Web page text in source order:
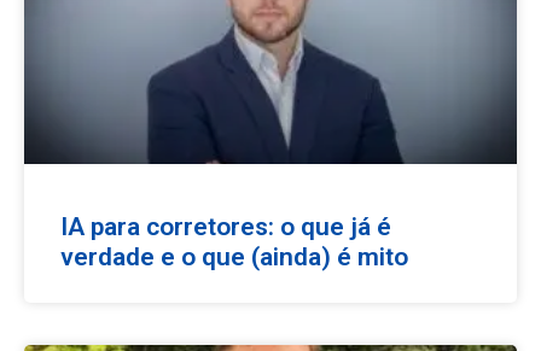
IA para corretores: o que já é
verdade e o que (ainda) é mito